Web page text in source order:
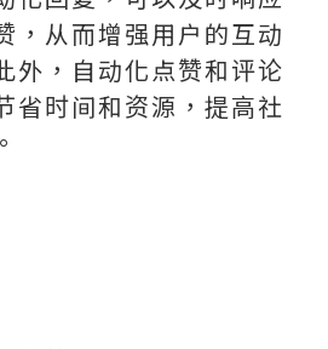
，从而增强用户的互动
外，自动化点赞和评论
省时间和资源，提高社